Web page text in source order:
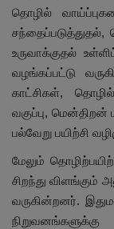
தொழில்
உருவாக்குதல்
வழங்கப்பட்டு
காட்சிகள்,
வகுப்பு, மென்திறன்
பல்வேறு பயிற்சி
மேலும்
சிறந்து விளங்கும்
வருகின்றனர்.